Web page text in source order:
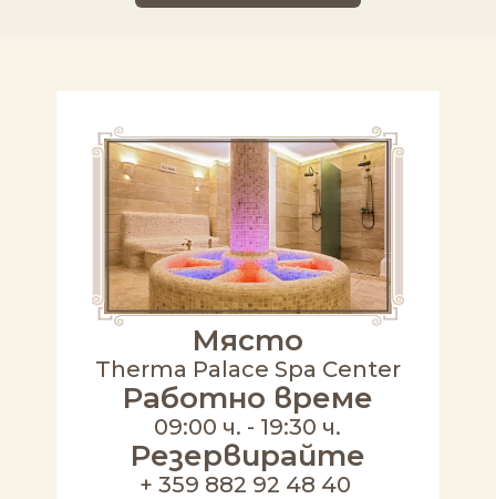
Място
Therma Palace Spa Center
Работно време
09:00 ч. - 19:30 ч.
Резервирайте
+ 359 882 92 48 40